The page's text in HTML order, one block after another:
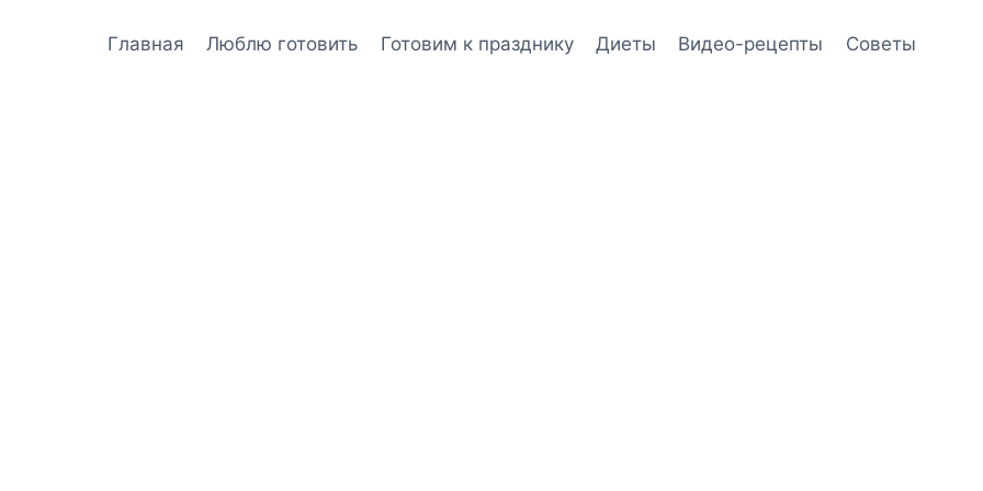
Главная Люблю готовить Готовим к празднику Диеты Видео-рецепты Советы